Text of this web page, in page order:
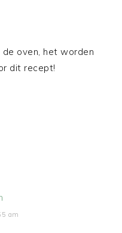
oven, het worden
dit recept!
am